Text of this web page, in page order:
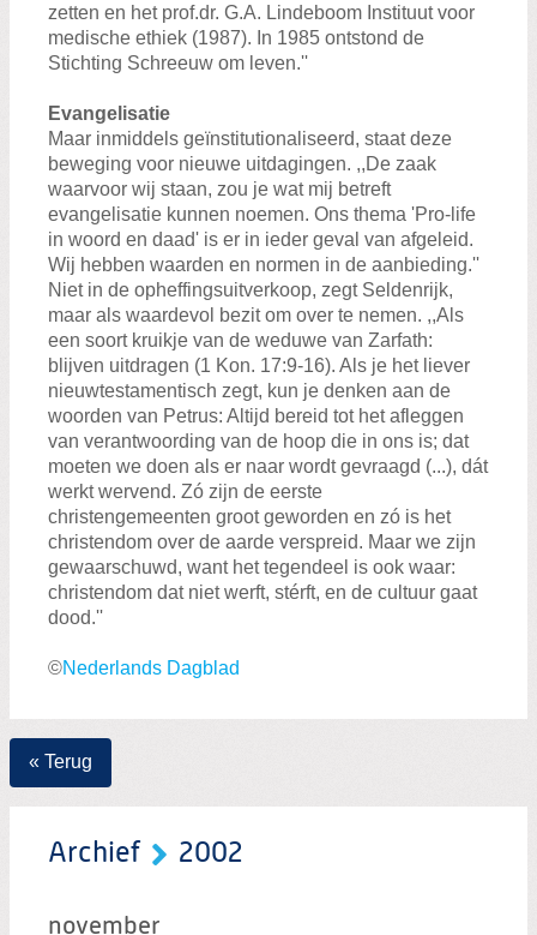
zetten en het prof.dr. G.A. Lindeboom Instituut voor
medische ethiek (1987). In 1985 ontstond de
Stichting Schreeuw om leven.''
Evangelisatie
Maar inmiddels geïnstitutionaliseerd, staat deze
beweging voor nieuwe uitdagingen. ,,De zaak
waarvoor wij staan, zou je wat mij betreft
evangelisatie kunnen noemen. Ons thema 'Pro-life
in woord en daad' is er in ieder geval van afgeleid.
Wij hebben waarden en normen in de aanbieding.''
Niet in de opheffingsuitverkoop, zegt Seldenrijk,
maar als waardevol bezit om over te nemen. ,,Als
een soort kruikje van de weduwe van Zarfath:
blijven uitdragen (1 Kon. 17:9-16). Als je het liever
nieuwtestamentisch zegt, kun je denken aan de
woorden van Petrus: Altijd bereid tot het afleggen
van verantwoording van de hoop die in ons is; dat
moeten we doen als er naar wordt gevraagd (...), dát
werkt wervend. Zó zijn de eerste
christengemeenten groot geworden en zó is het
christendom over de aarde verspreid. Maar we zijn
gewaarschuwd, want het tegendeel is ook waar:
christendom dat niet werft, stérft, en de cultuur gaat
dood.''
©Nederlands Dagblad
« Terug
Archief 2002
november